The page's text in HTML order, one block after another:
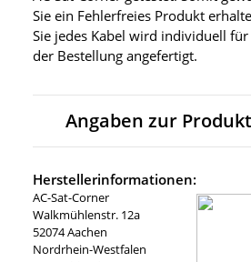
Sie ein Fehlerfreies Produkt
Sie jedes Kabel wird individuell
der Bestellung angefertigt.
Angaben zur
Herstellerinformationen:
AC-Sat-Corner
Walkmühlenstr. 12a
52074 Aachen
Nordrhein-Westfalen